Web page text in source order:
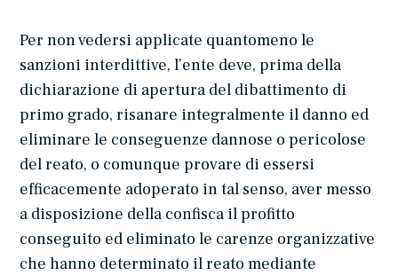
Per non vedersi applicate quantomeno le
sanzioni interdittive, l’ente deve, prima della
dichiarazione di apertura del dibattimento di
primo grado, risanare integralmente il danno ed
eliminare le conseguenze dannose o pericolose
del reato, o comunque provare di essersi
efficacemente adoperato in tal senso, aver messo
a disposizione della confisca il profitto
conseguito ed eliminato le carenze organizzative
che hanno determinato il reato mediante